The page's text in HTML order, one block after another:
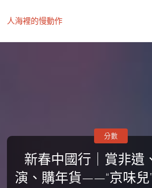
人海裡的慢動作
新春中國行｜賞非遺
演、購年貨——“京味兒
分數